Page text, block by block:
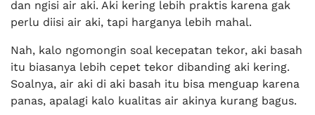
dan ngisi air aki. Aki kering lebih praktis karena gak
perlu diisi air aki, tapi harganya lebih mahal.
Nah, kalo ngomongin soal kecepatan tekor, aki basah
itu biasanya lebih cepet tekor dibanding aki kering.
Soalnya, air aki di aki basah itu bisa menguap karena
panas, apalagi kalo kualitas air akinya kurang bagus.